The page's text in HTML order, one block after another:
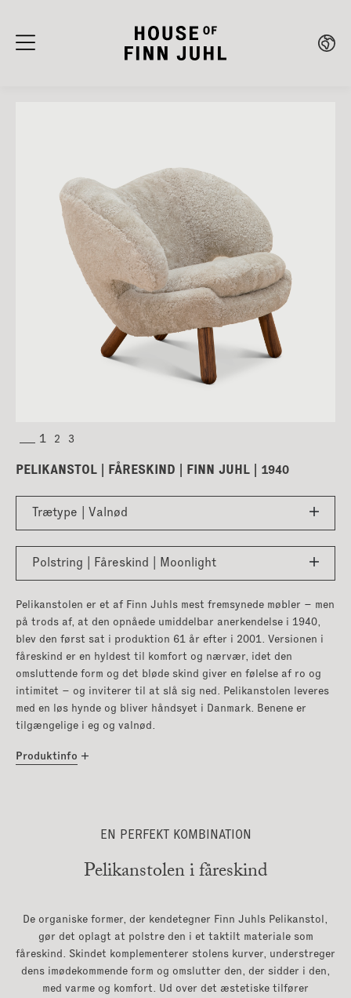
PELIKANSTOL | FÅRESKIND | FINN JUHL | 1940
Trætype | Valnød
Polstring | Fåreskind | Moonlight
Pelikanstolen er et af Finn Juhls mest fremsynede møbler – men
på trods af, at den opnåede umiddelbar anerkendelse i 1940,
blev den først sat i produktion 61 år efter i 2001. Versionen i
fåreskind er en hyldest til komfort og nærvær, idet den
omsluttende form og det bløde skind giver en følelse af ro og
intimitet – og inviterer til at slå sig ned. Pelikanstolen leveres
med en løs hynde og bliver håndsyet i Danmark. Benene er
tilgængelige i eg og valnød.
Produktinfo
EN PERFEKT KOMBINATION
Pelikanstolen i fåreskind
De organiske former, der kendetegner Finn Juhls Pelikanstol,
gør det oplagt at polstre den i et taktilt materiale som
fåreskind. Skindet komplementerer stolens kurver, understreger
dens imødekommende form og omslutter den, der sidder i den,
med varme og komfort. Ud over det æstetiske tilfører